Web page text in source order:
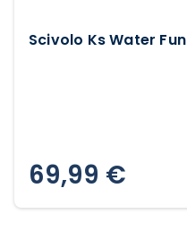
Scivolo Ks Water Fun
69,99 €